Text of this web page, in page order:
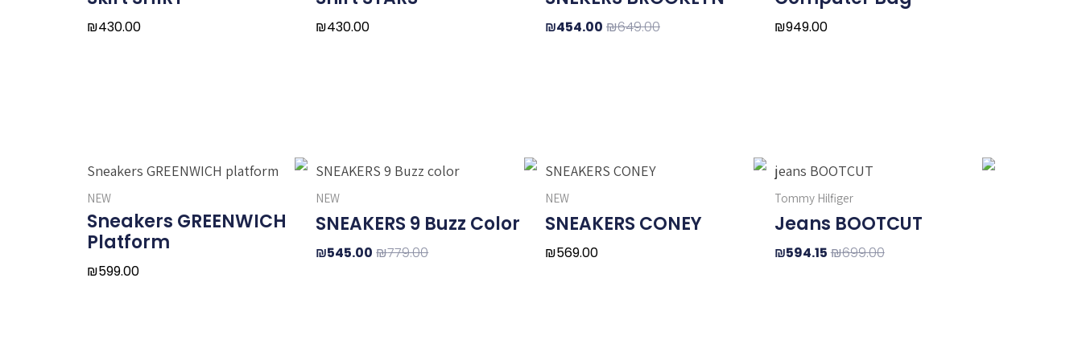
₪949.00
₪649.00
₪454.00
₪430.00
₪430.00
Tommy Hilfiger
Jeans BOOTCUT
₪699.00
המחיר
היה:
₪699.00.
₪594.15
המחיר
הנוכחי
NEW
SNEAKERS CONEY
₪569.00
NEW
SNEAKERS 9 Buzz Color
₪779.00
המחיר
₪779.00.
₪545.00
המחיר
₪545.00.
NEW
Sneakers GREENWICH
Platform
₪599.00